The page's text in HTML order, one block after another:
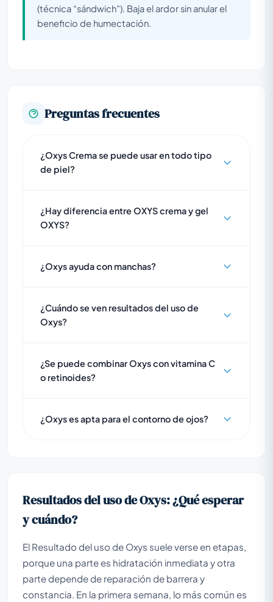
(técnica “sándwich”). Baja el ardor sin anular el
beneficio de humectación.
Preguntas frecuentes
¿Oxys Crema se puede usar en todo tipo
de piel?
¿Hay diferencia entre OXYS crema y gel
OXYS?
¿Oxys ayuda con manchas?
¿Cuándo se ven resultados del uso de
Oxys?
¿Se puede combinar Oxys con vitamina C
o retinoides?
¿Oxys es apta para el contorno de ojos?
Resultados del uso de Oxys: ¿Qué esperar
y cuándo?
El Resultado del uso de Oxys suele verse en etapas,
porque una parte es hidratación inmediata y otra
parte depende de reparación de barrera y
constancia. En la primera semana, lo más común es